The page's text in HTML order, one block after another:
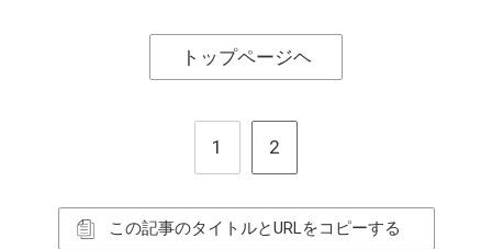
トップページヘ
1 2
この記事のタイトルとURLをコピーする